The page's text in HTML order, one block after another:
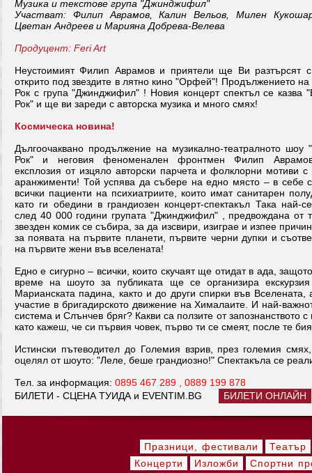
Музика и текстове група "Джинджифил"
Участват: Филип Аврамов, Калин Вельов, Милен
Цветан Андреев и Марияна Добрева-Велева
Продуцент: Feri Art
Неустоимият Филип Аврамов и приятели ще Ви разтърсят
открито под звездите в лятно кино "Орфей"! Продължението на
Рок с група "Джинджифил" ! Новия концерт спектъл се казва
Рок" и ще ви зареди с авторска музика и много смях!
Космическа новина!
Дългоочаквано продължение на музикално-театралното шоу
Рок" и неговия феноменален фронтмен Филип
експлозия от изцяло авторски парчета и фолклорни мотиви с
аранжименти! Той успява да събере на едно място – в себе
всички пациенти на психиатриите, които имат санитарен
като ги обедини в грандиозен концерт-спектакъл Така най-
след 40 000 години групата "Джинджифил" , предвождана от
звезден комик се събира, за да изсвири, изиграе и изпее
за появата на първите планети, първите черни дупки и
на първите жени във вселената!
Едно е сигурно – всички, които скучаят ще отидат в ада,
време на шоуто за публиката ще се организира
Марианската падина, както и до други спирки във
участие в бригадирското движение на Хималаите. И най-
система и Слънчев бряг? Какви са ползите от
като кажеш, че си първия човек, първо ти се смеят, после те
Истински пътеводител до Големия взрив, през големия
оцелял от шоуто: "Леле, беше грандиозно!" Спектакъла се
Тел. за информация: 0895 467 289 , 0889 199 878
БИЛЕТИ - СЦЕНА ТУИДА и EVENTIM.BG
БИЛЕТИ ОНЛАЙН
Празници, фестивали
Театър
Концерти
Изложби
Спортни